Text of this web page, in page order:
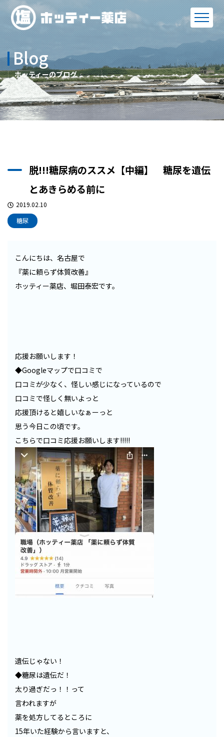
Blog
ホッティーのブログ
脱!!!糖尿病のススメ【中編】 糖尿を遺伝
とあきらめる前に
2019.02.10
糖尿
こんにちは、名古屋で
『薬に頼らず体質改善』
ホッティー薬店、堀田泰宏です。
応援お願いします！
◆Googleマップで口コミで
口コミが少なく、怪しい感じになっているので
口コミで怪しく無いよっと
応援頂けると嬉しいなぁーっと
思う今日この頃です。
こちらで口コミ応援お願いします!!!!!
遺伝じゃない！
◆糖尿は遺伝だ！
太り過ぎだっ！！って
言われますが
薬を処方してるところに
15年いた経験から言いますと、